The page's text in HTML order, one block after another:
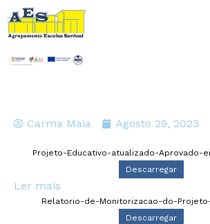
Carma Maia Agosto 29, 2023
Projeto-Educativo-atualizado-Aprovado-
Descarregar
Ler mais
Relatorio-de-Monitorizacao-do-
Descarregar